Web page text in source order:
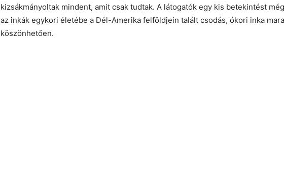
kizsákmányoltak mindent, amit csak tudtak. A látogatók egy kis betekintést
az inkák egykori életébe a Dél-Amerika felföldjein talált csodás, ókori inka
köszönhetően.